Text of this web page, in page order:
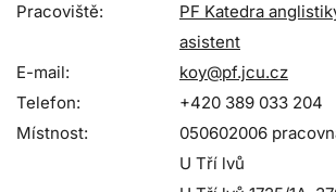
Pracoviště:
PF Katedra
asistent
E-mail:
koy@pf.jcu.cz
Telefon:
+420 389 033 204
Místnost:
050602006
U Tří lvů